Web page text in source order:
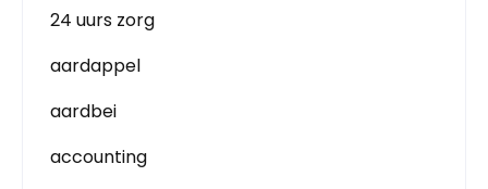
24 uurs zorg
aardappel
aardbei
accounting